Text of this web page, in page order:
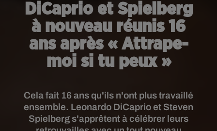
DiCaprio et Spielberg
à nouveau réunis 16
ans après « Attrape-
moi si tu peux »
Cela fait 16 ans qu'ils n'ont plus travaillé
ensemble. Leonardo DiCaprio et Steven
Spielberg s'apprêtent à célébrer leurs